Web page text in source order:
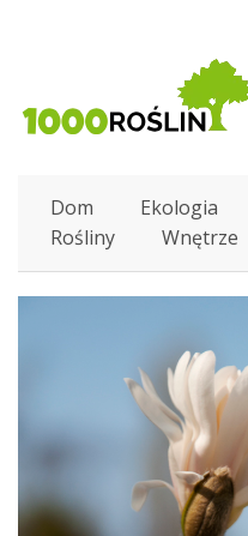
Dom Ekologia
Rośliny
Wnętrze